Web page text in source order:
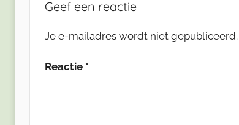
Geef een reactie
Je e-mailadres wordt niet gepubliceerd.
Reactie *